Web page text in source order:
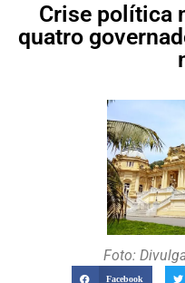
Crise política
quatro
Foto:
Facebook